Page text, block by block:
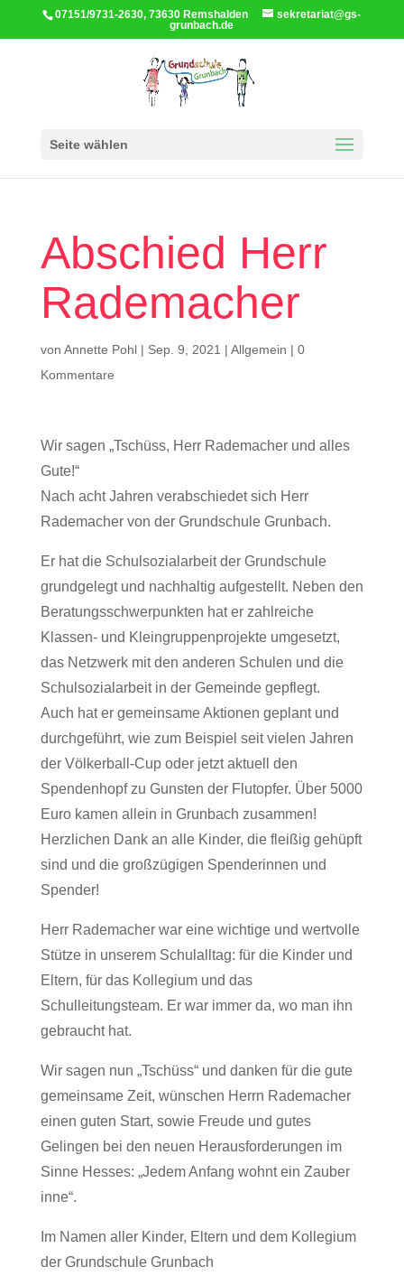
07151/9731-2630, 73630 Remshalden
sekretariat@gs-
grunbach.de
Seite wählen
Abschied Herr
Rademacher
von Annette Pohl| Sep. 9, 2021 | Allgemein | 0
Kommentare
Wir sagen „Tschüss, Herr Rademacher und alles
Gute!“
Nach acht Jahren verabschiedet sich Herr
Rademacher von der Grundschule Grunbach.
Er hat die Schulsozialarbeit der Grundschule
grundgelegt und nachhaltig aufgestellt. Neben den
Beratungsschwerpunkten hat er zahlreiche
Klassen- und Kleingruppenprojekte umgesetzt,
das Netzwerk mit den anderen Schulen und die
Schulsozialarbeit in der Gemeinde gepflegt.
Auch hat er gemeinsame Aktionen geplant und
durchgeführt, wie zum Beispiel seit vielen Jahren
der Völkerball-Cup oder jetzt aktuell den
Spendenhopf zu Gunsten der Flutopfer. Über 5000
Euro kamen allein in Grunbach zusammen!
Herzlichen Dank an alle Kinder, die fleißig gehüpft
sind und die großzügigen Spenderinnen und
Spender!
Herr Rademacher war eine wichtige und wertvolle
Stütze in unserem Schulalltag: für die Kinder und
Eltern, für das Kollegium und das
Schulleitungsteam. Er war immer da, wo man ihn
gebraucht hat.
Wir sagen nun „Tschüss“ und danken für die gute
gemeinsame Zeit, wünschen Herrn Rademacher
einen guten Start, sowie Freude und gutes
Gelingen bei den neuen Herausforderungen im
Sinne Hesses: „Jedem Anfang wohnt ein Zauber
inne“.
Im Namen aller Kinder, Eltern und dem Kollegium
der Grundschule Grunbach